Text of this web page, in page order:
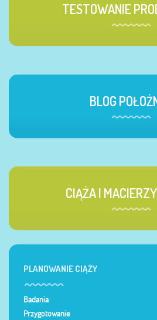
TESTOWANIE
BLOG
CIĄŻA I
PLANOWANIE CIĄŻY
Badania
Przygotowanie